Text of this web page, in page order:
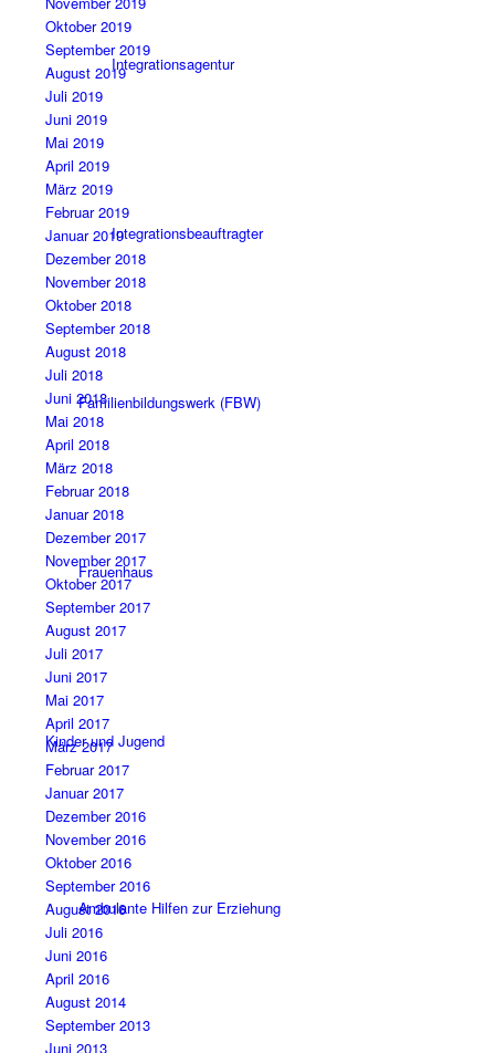
Integrationsagentur
Integrationsbeauftragter
Familienbildungswerk (FBW)
Frauenhaus
Kinder und Jugend
Ambulante Hilfen zur Erziehung
Oktober 2019
September 2019
August 2019
Juli 2019
Juni 2019
Mai 2019
April 2019
März 2019
Februar 2019
Januar 2019
Dezember 2018
November 2018
Oktober 2018
September 2018
August 2018
Juli 2018
Juni 2018
Mai 2018
April 2018
März 2018
Februar 2018
Januar 2018
Dezember 2017
November 2017
Oktober 2017
September 2017
August 2017
Juli 2017
Juni 2017
Mai 2017
April 2017
März 2017
Februar 2017
Januar 2017
Dezember 2016
November 2016
Oktober 2016
September 2016
August 2016
Juli 2016
Juni 2016
April 2016
August 2014
September 2013
Juni 2013